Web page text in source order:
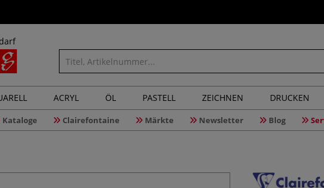
ACRYL ÖL PASTELL ZEICHNEN DRUCKEN
Kataloge Clairefontaine Märkte Newsletter Blog